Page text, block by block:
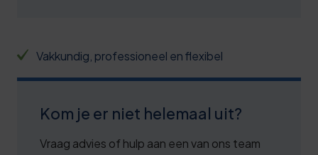
Vakkundig, professioneel en flexibel
Kom je er niet helemaal uit?
Vraag advies of hulp aan een van ons team